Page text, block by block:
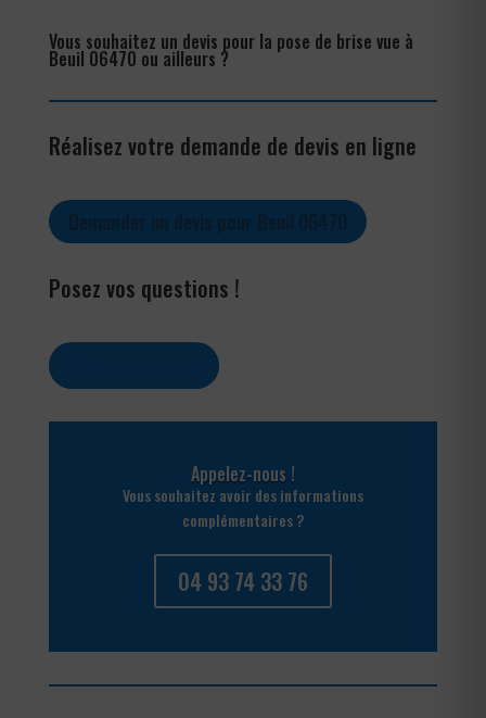
Vous souhaitez un devis pour la pose de brise vue à
Beuil 06470 ou ailleurs ?
Réalisez votre demande de devis en ligne
Posez vos questions !
Appelez-nous !
Vous souhaitez avoir des informations
complémentaires ?
04 93 74 33 76